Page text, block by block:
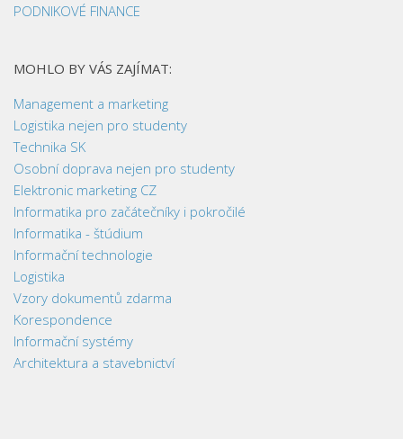
PODNIKOVÉ FINANCE
MOHLO BY VÁS ZAJÍMAT:
Management a marketing
Logistika nejen pro studenty
Technika SK
Osobní doprava nejen pro studenty
Elektronic marketing CZ
Informatika pro začátečníky i pokročilé
Informatika - štúdium
Informační technologie
Logistika
Vzory dokumentů zdarma
Korespondence
Informační systémy
Architektura a stavebnictví